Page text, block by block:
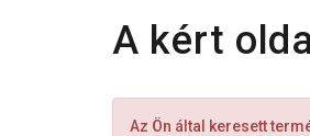
A kért
Az Ön által keresett